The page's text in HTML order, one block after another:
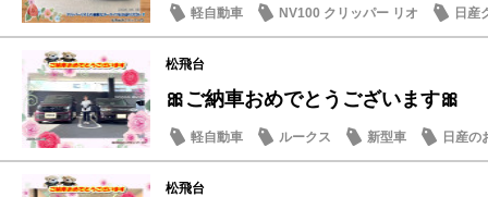
軽自動車 NV100 クリッパー リオ 日産
松飛台
🎀ご納車おめでとうございます🎀
軽自動車 ルークス 新型車 日産の
松飛台